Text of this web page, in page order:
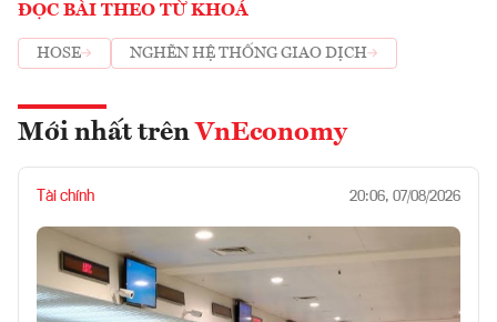
ĐỌC BÀI THEO TỪ KHOÁ
HOSE NGHẼN HỆ THỐNG GIAO DỊCH
Mới nhất trên VnEconomy
Tài chính 20:06, 07/08/2026